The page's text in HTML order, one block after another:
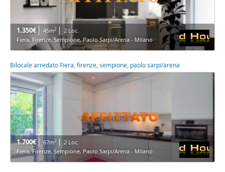
1.350€ 45m2
2 Loc.
Fiera, Firenze, Sempione, Paolo Sarpi/Arena - Milano
Bilocale arredato Fiera, firenze, sempione, paolo sarpi/arena
1.700€ 67m2
2 Loc.
Fiera, Firenze, Sempione, Paolo Sarpi/Arena - Milano